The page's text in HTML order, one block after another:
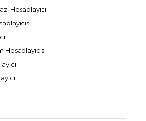
Hesaplayıcı